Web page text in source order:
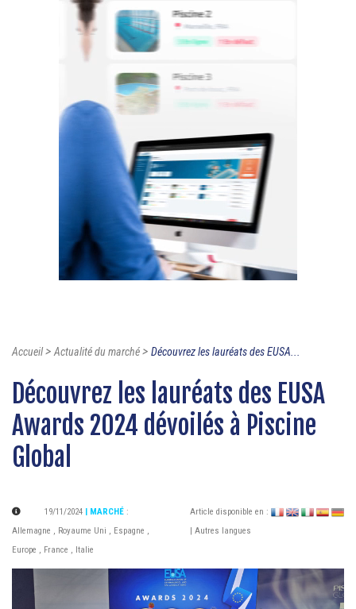
Accueil>Actualité du marché> Découvrez les lauréats des EUSA...
Découvrez les lauréats des EUSA
Awards 2024 dévoilés à Piscine
Global
19/11/2024 | MARCHÉ :
Allemagne , Royaume Uni , Espagne ,
Europe , France , Italie
Article disponible en :
| Autres langues